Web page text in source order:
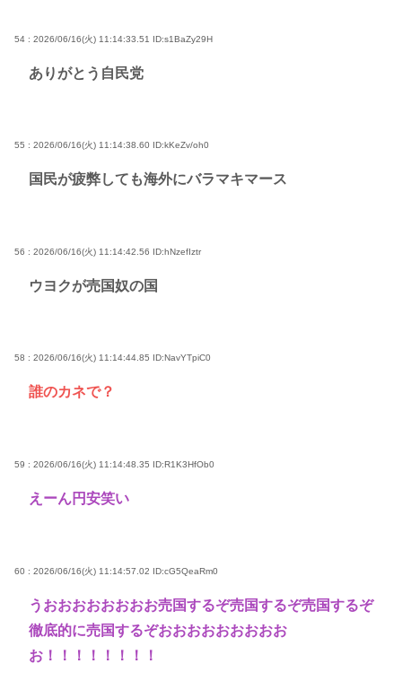
54 : 2026/06/16(火) 11:14:33.51 ID:s1BaZy29H
ありがとう自民党
55 : 2026/06/16(火) 11:14:38.60 ID:kKeZv/oh0
国民が疲弊しても海外にバラマキマース
56 : 2026/06/16(火) 11:14:42.56 ID:hNzefIztr
ウヨクが売国奴の国
58 : 2026/06/16(火) 11:14:44.85 ID:NavYTpiC0
誰のカネで？
59 : 2026/06/16(火) 11:14:48.35 ID:R1K3HfOb0
えーん円安笑い
60 : 2026/06/16(火) 11:14:57.02 ID:cG5QeaRm0
うおおおおおおおお売国するぞ売国するぞ売国するぞ
徹底的に売国するぞおおおおおおおおお
お！！！！！！！！